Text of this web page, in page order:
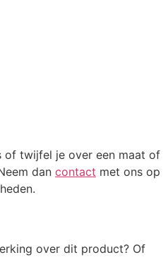
of twijfel je over een maat of
dan contact met ons op
over dit product? Of